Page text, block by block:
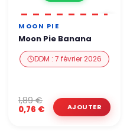
MOON PIE
Moon Pie Banana
DDM : 7 février 2026
0,76 €
1,89 €